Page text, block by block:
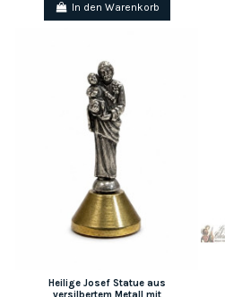
In den Warenkorb
Heilige Josef Statue aus
versilbertem Metall mit